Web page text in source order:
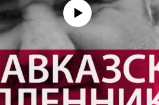
No media source currently available